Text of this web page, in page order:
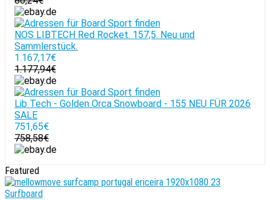
NOS LIBTECH Red Rocket. 157,5. Neu und
Sammlerstück.
1.167,17€
1.177,94€
Lib Tech - Golden Orca Snowboard - 155 NEU FÜR 2026
SALE
751,65€
758,58€
Featured
Surfboard